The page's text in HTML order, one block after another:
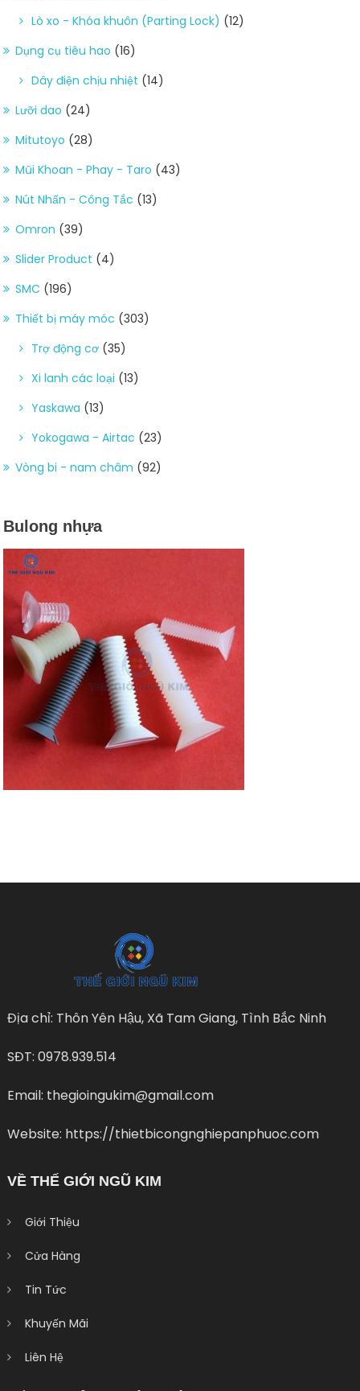
Lò xo - Khóa khuôn (Parting Lock) (12)
Dụng cụ tiêu hao (16)
Dây điện chịu nhiệt (14)
Lưỡi dao (24)
Mitutoyo (28)
Mũi Khoan - Phay - Taro (43)
Nút Nhấn - Công Tắc (13)
Omron (39)
Slider Product (4)
SMC (196)
Thiết bị máy móc (303)
Trợ động cơ (35)
Xi lanh các loại (13)
Yaskawa (13)
Yokogawa - Airtac (23)
Vòng bi - nam châm (92)
Bulong nhựa
Địa chỉ: Thôn Yên Hậu, Xã Tam Giang, Tình Bắc Ninh
SĐT: 0978.939.514
Email: thegioingukim@gmail.com
Website: https://thietbicongnghiepanphuoc.com
VỀ THẾ GIỚI NGŨ KIM
Giới Thiệu
Cửa Hàng
Tin Tức
Khuyến Mãi
Liên Hệ